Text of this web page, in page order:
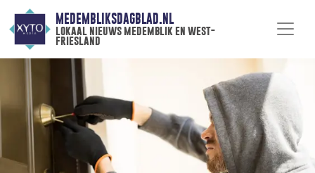
MEDEMBLIKSDAGBLAD.NL
lokaal nieuws medemblik en west-
friesland